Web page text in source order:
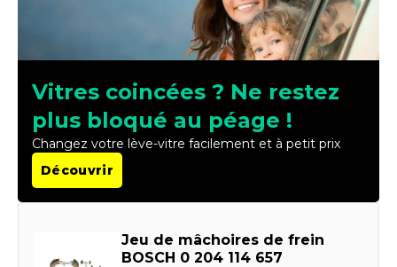
Vitres coincées ? Ne restez
plus bloqué au péage !
Changez votre lève-vitre facilement et à petit prix
Découvrir
Jeu de mâchoires de frein
BOSCH 0 204 114 657